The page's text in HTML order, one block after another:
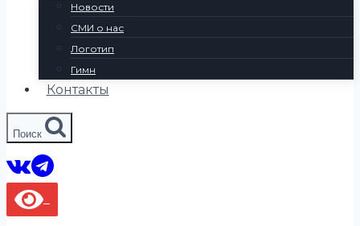
Новости
СМИ о нас
Логотип
Гимн
Контакты
Поиск